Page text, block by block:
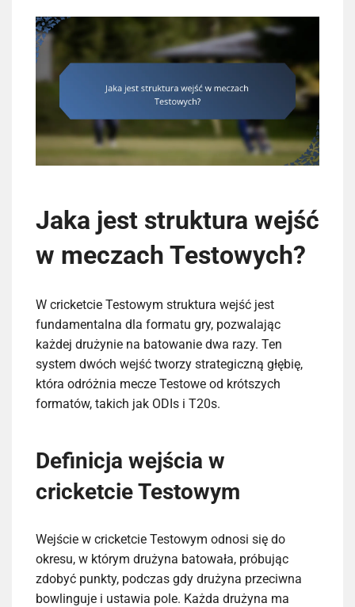
Jaka jest struktura wejść
w meczach Testowych?
W cricketcie Testowym struktura wejść jest
fundamentalna dla formatu gry, pozwalając
każdej drużynie na batowanie dwa razy. Ten
system dwóch wejść tworzy strategiczną głębię,
która odróżnia mecze Testowe od krótszych
formatów, takich jak ODIs i T20s.
Definicja wejścia w
cricketcie Testowym
Wejście w cricketcie Testowym odnosi się do
okresu, w którym drużyna batowała, próbując
zdobyć punkty, podczas gdy drużyna przeciwna
bowlinguje i ustawia pole. Każda drużyna ma